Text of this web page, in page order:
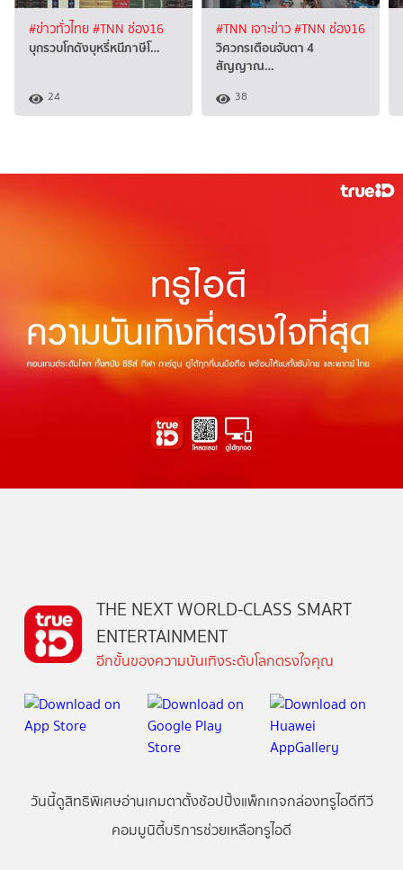
#ข่าวทั่วไทย#TNN ช่อง16
บุกรวบโกดังบุหรี่หนีภาษีโ…
24
#TNN เจาะข่าว#TNN ช่อง16
วิศวกรเตือนจับตา 4
สัญญาณ…
38
THE NEXT WORLD-CLASS SMART
ENTERTAINMENT
อีกขั้นของความบันเทิงระดับโลกตรงใจคุณ
วันนี้ดูสิทธิพิเศษอ่านเกมตาตั้งช้อปปิ้งแพ็กเกจกล่องทรูไอดีทีวี
คอมมูนิตี้บริการช่วยเหลือทรูไอดี